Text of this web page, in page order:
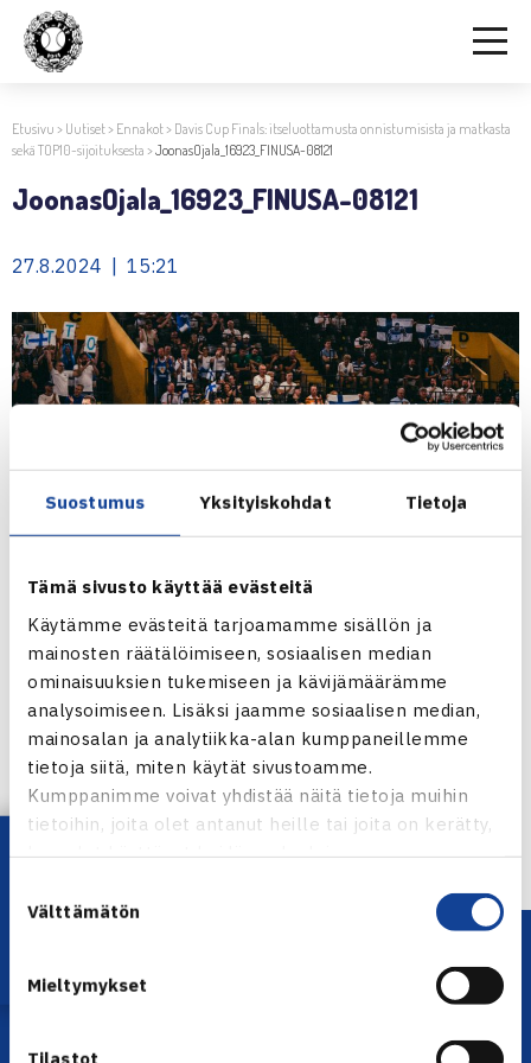
Suostumus Yksityiskohdat Tietoja
Tämä sivusto käyttää evästeitä
Käytämme evästeitä tarjoamamme sisällön ja
mainosten räätälöimiseen, sosiaalisen median
ominaisuuksien tukemiseen ja kävijämäärämme
analysoimiseen. Lisäksi jaamme sosiaalisen median,
mainosalan ja analytiikka-alan kumppaneillemme
tietoja siitä, miten käytät sivustoamme.
Kumppanimme voivat yhdistää näitä tietoja muihin
tietoihin, joita olet antanut heille tai joita on kerätty,
kun olet käyttänyt heidän palvelujaan.
valinta
Välttämätön
Mieltymykset
Etusivu > Uutiset> Ennakot> Davis Cup Finals: itseluottamusta onnistumisista ja matkasta
sekä TOP10-sijoituksesta >JoonasOjala_16923_FINUSA-08121
JoonasOjala_16923_FINUSA-08121
27.8.2024 | 15:21
← Edellinen
Lataa OmaTennis!